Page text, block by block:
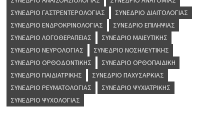
ΣΥΝΈΔΡΙΟ ΓΑΣΤΡΕΝΤΕΡΟΛΟΓΊΑΣ
ΣΥΝΈΔΡΙΟ ΔΙΑΙΤΟΛΟΓΊΑΣ
ΣΥΝΈΔΡΙΟ ΕΝΔΡΟΚΡΙΝΟΛΟΓΊΑΣ
ΣΥΝΈΔΡΙΟ ΕΠΙΛΗΨΊΑΣ
ΣΥΝΈΔΡΙΟ ΛΟΓΟΘΕΡΑΠΕΊΑΣ
ΣΥΝΈΔΡΙΟ ΜΑΙΕΥΤΙΚΉΣ
ΣΥΝΈΔΡΙΟ ΝΕΥΡΟΛΟΓΊΑΣ
ΣΥΝΈΔΡΙΟ ΝΟΣΗΛΕΥΤΙΚΉΣ
ΣΥΝΈΔΡΙΟ ΟΡΘΟΔΟΝΤΙΚΉΣ
ΣΥΝΈΔΡΙΟ ΟΡΘΟΠΑΙΔΙΚΉ
ΣΥΝΈΔΡΙΟ ΠΑΙΔΙΑΤΡΙΚΉΣ
ΣΥΝΈΔΡΙΟ ΠΑΧΥΣΑΡΚΊΑΣ
ΣΥΝΈΔΡΙΟ ΡΕΥΜΑΤΟΛΟΓΊΑΣ
ΣΥΝΈΔΡΙΟ ΨΥΧΙΑΤΡΙΚΉΣ
ΣΥΝΈΔΡΙΟ ΨΥΧΟΛΟΓΊΑΣ